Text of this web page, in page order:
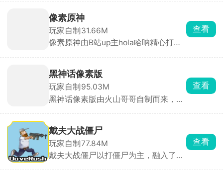
目前开放四大主题世界和三个副本，每
个世界有专属地形、天气、僵尸和植
物，难度层层递进，每到一个地方就是
全新的塔防挑战。
像素原神
玩家自制31.66M
像素原神由B站up主hola哈呐精心打
萌可爱的像素画风，降低了游戏配置要
求，简单方便且体积小。游戏中，玩家
能操控原神角色开启冒险，数十种特色
怪物、多样机关圈套与战斗方式等你挑
查看
黑神话像素版
玩家自制 95.03M
黑神话像素版由火山哥哥自制而来，游
横版闯关的形式对抗各种妖魔鬼怪，根
据当前的形势即时挑战作战策略，打败
敌人取得胜利，提升悟空的技能。
查看
戴夫大战僵尸
玩家自制77.84M
戴夫大战僵尸以打僵尸为主，融入了植
查看